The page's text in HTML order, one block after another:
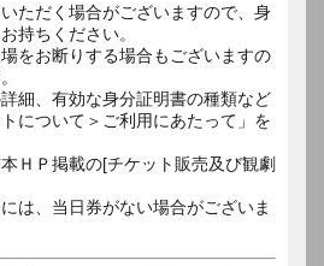
ただく場合がございますので、身
持ちください。
をお断りする場合もございますの
細、有効な身分証明書の種類など
について＞ご利用にあたって」を
ＨＰ掲載の[チケット販売及び観劇
は、当日券がない場合がございま